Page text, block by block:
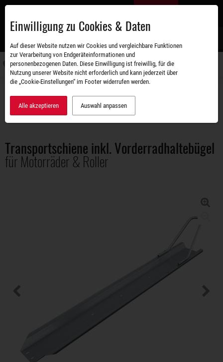
Zum
Transportschiene inkl. Vorderradhaltebügel für Motorräder & Roller
Transportschiene inkl. Vorderradhaltebügel
für Motorräder & Roller
Einwilligung zu Cookies & Daten
Auf dieser Website nutzen wir Cookies und vergleichbare Funktionen
zur Verarbeitung von Endgeräteinformationen und
personenbezogenen Daten. Diese Einwilligung ist freiwillig, für die
Nutzung unserer Website nicht erforderlich und kann jederzeit über
die „Cookie-Einstellungen“ im Footer widerrufen werden.
Alle akzeptieren Auswahl anpassen